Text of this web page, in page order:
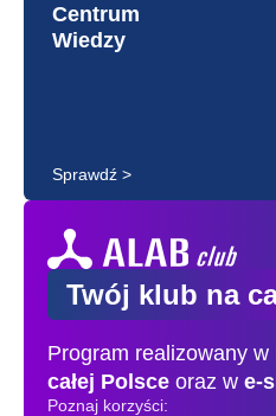
Centrum
Wiedzy
Sprawdź >
Twój klub na
Program realizowany w
całej Polsce oraz w e-
Poznaj korzyści: